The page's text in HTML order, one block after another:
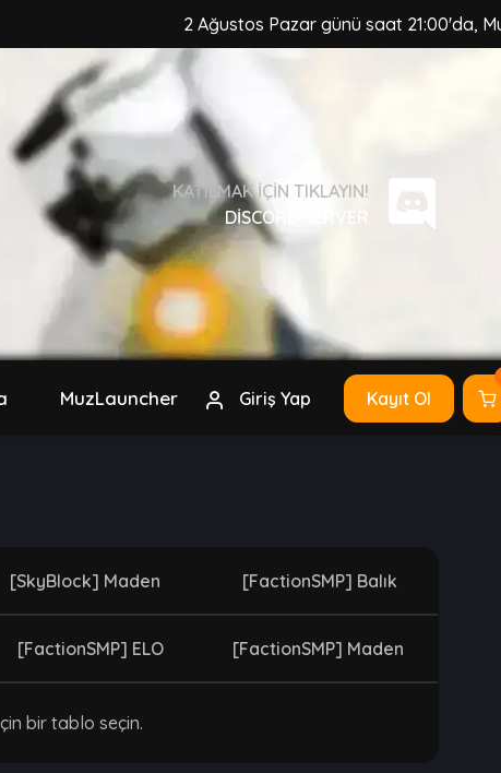
2 Ağustos Pazar günü saat 21:00'da,
KATILMAK IÇIN TIKLAYIN!
DISCORD SERVER
Giriş Yap Kayıt Ol
MuzLauncher
[SkyBlock] Maden [FactionSMP] Balık
[FactionSMP] ELO [FactionSMP] Maden
bir tablo seçin.